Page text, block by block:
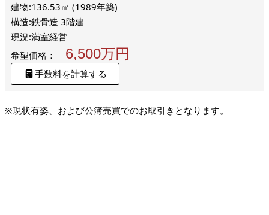
建物:136.53㎡ (1989年築)
構造:鉄骨造 3階建
現況:満室経営
希望価格：
6,500万円
手数料を計算する
※現状有姿、および公簿売買でのお取引きとなります。